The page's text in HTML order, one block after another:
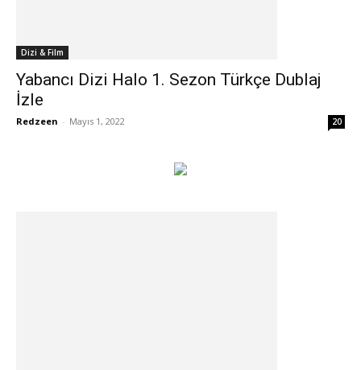
Dizi & Film
Yabancı Dizi Halo 1. Sezon Türkçe Dublaj
İzle
Redzeen - Mayıs 1, 2022 20